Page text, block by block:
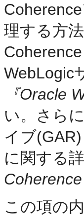
理する方
WebLogic
『Oracle
い。さら
イブ
に関する詳
この項の